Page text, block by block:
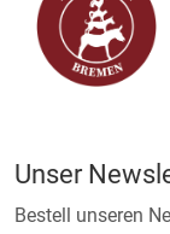
Unser
Bestell unseren